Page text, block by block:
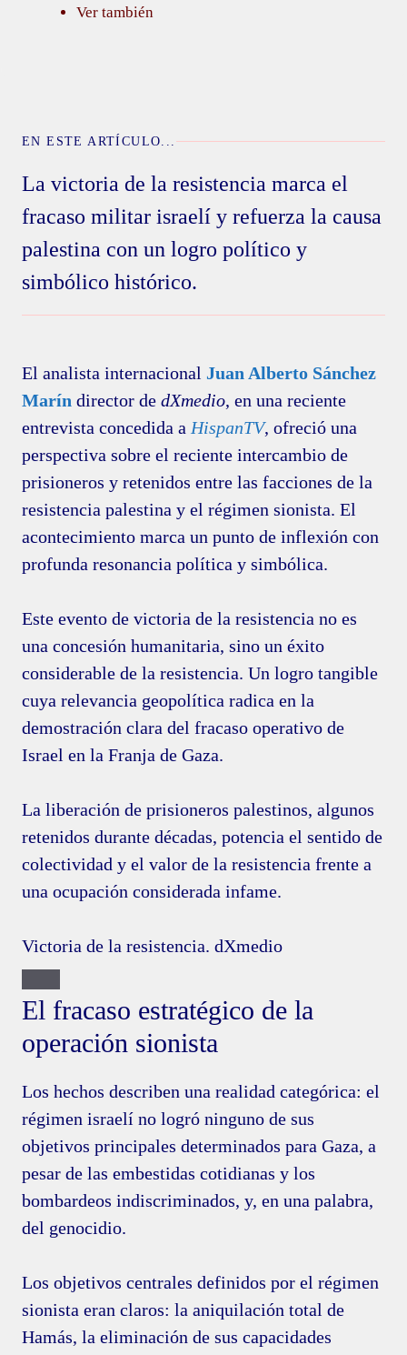
Ver también
EN ESTE ARTÍCULO...
La victoria de la resistencia marca el
fracaso militar israelí y refuerza la causa
palestina con un logro político y
simbólico histórico.
El analista internacional Juan Alberto Sánchez
Marín director de dXmedio, en una reciente
entrevista concedida a HispanTV, ofreció una
perspectiva sobre el reciente intercambio de
prisioneros y retenidos entre las facciones de la
resistencia palestina y el régimen sionista. El
acontecimiento marca un punto de inflexión con
profunda resonancia política y simbólica.
Este evento de victoria de la resistencia no es
una concesión humanitaria, sino un éxito
considerable de la resistencia. Un logro tangible
cuya relevancia geopolítica radica en la
demostración clara del fracaso operativo de
Israel en la Franja de Gaza.
La liberación de prisioneros palestinos, algunos
retenidos durante décadas, potencia el sentido de
colectividad y el valor de la resistencia frente a
una ocupación considerada infame.
Victoria de la resistencia. dXmedio
El fracaso estratégico de la
operación sionista
Los hechos describen una realidad categórica: el
régimen israelí no logró ninguno de sus
objetivos principales determinados para Gaza, a
pesar de las embestidas cotidianas y los
bombardeos indiscriminados, y, en una palabra,
del genocidio.
Los objetivos centrales definidos por el régimen
sionista eran claros: la aniquilación total de
Hamás, la eliminación de sus capacidades